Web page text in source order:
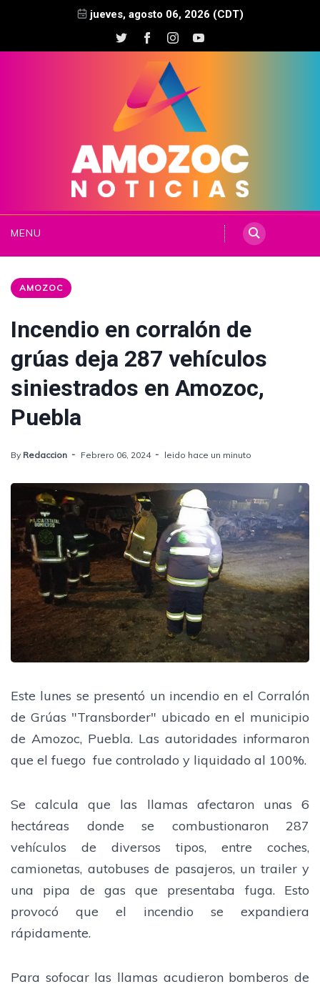
jueves, agosto 06, 2026 (CDT)
MENU
AMOZOC
Incendio en corralón de
grúas deja 287 vehículos
siniestrados en Amozoc,
Puebla
By Redaccion Febrero 06, 2024 leido hace un minuto
Este lunes se presentó un incendio en el Corralón
de Grúas "Transborder" ubicado en el municipio
de Amozoc, Puebla. Las autoridades informaron
que el fuego fue controlado y liquidado al 100%.
Se calcula que las llamas afectaron unas 6
hectáreas donde se combustionaron 287
vehículos de diversos tipos, entre coches,
camionetas, autobuses de pasajeros, un trailer y
una pipa de gas que presentaba fuga. Esto
provocó que el incendio se expandiera
rápidamente.
Para sofocar las llamas acudieron bomberos de